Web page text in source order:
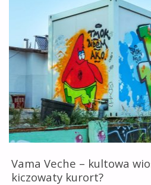
VAMA
VECHE"
Vama Veche – kultowa
kiczowaty kurort?